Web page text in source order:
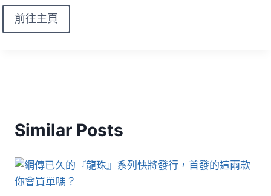
前往主頁
Similar Posts